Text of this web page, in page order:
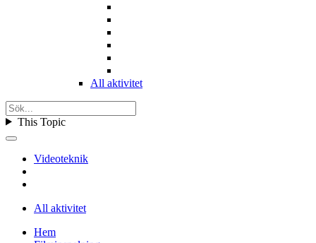
All aktivitet
This Topic
Videoteknik
All aktivitet
Hem